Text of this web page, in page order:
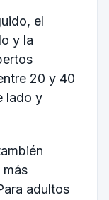
el
y la
20 y 40
lado y
adultos